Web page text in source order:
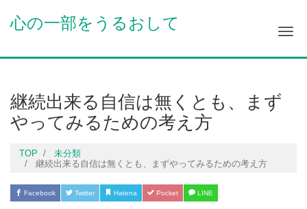
心の一部をうるおして
継続出来る自信は無くとも、まず
やってみるための考え方
TOP
未分類
継続出来る自信は無くとも、まずやってみるための考え方
Facebook Twitter Hatena Pocket LINE